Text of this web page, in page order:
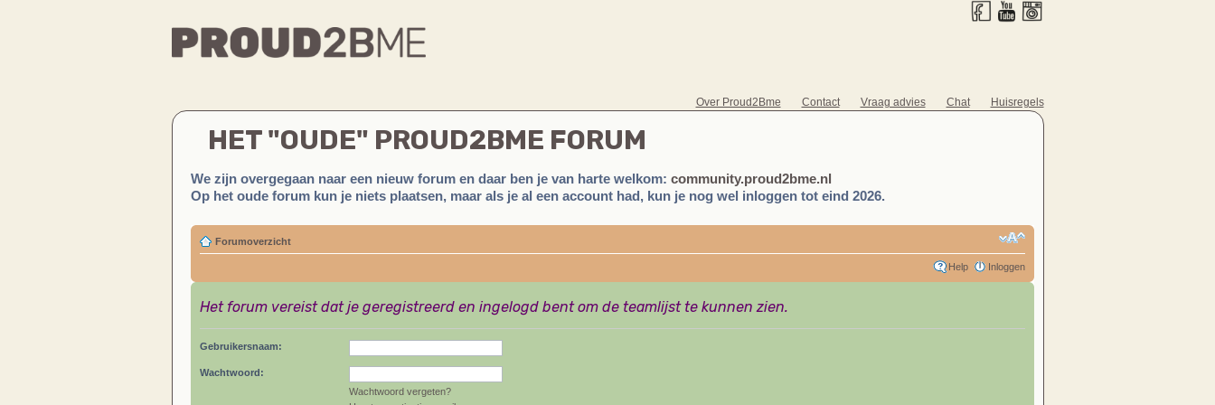
Over Proud2Bme Contact Vraag advies Chat Huisregels
HET "OUDE" PROUD2BME FORUM
We zijn overgegaan naar een nieuw forum en daar ben je van harte welkom: community.proud2bme.nl
Op het oude forum kun je niets plaatsen, maar als je al een account had, kun je nog wel inloggen tot eind 2026.
Forumoverzicht
Help Inloggen
Het forum vereist dat je geregistreerd en ingelogd bent om de teamlijst te kunnen zien.
Gebruikersnaam:
Wachtwoord:
Wachtwoord vergeten?